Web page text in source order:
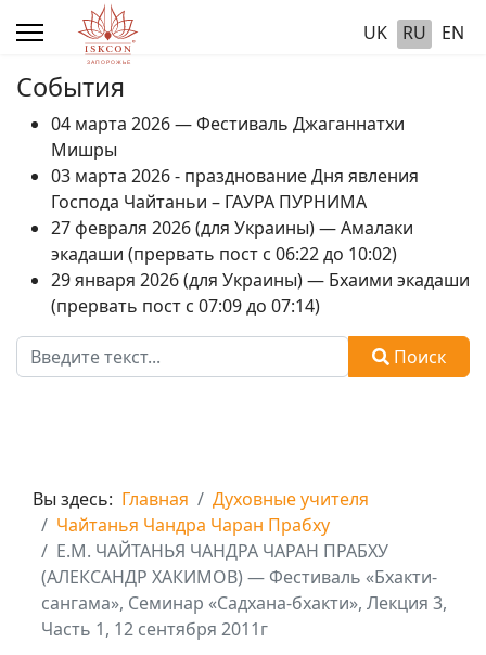
UK RU EN
События
04 марта 2026 — Фестиваль Джаганнатхи
Мишры
03 марта 2026 - празднование Дня явления
Господа Чайтаньи – ГАУРА ПУРНИМА
27 февраля 2026 (для Украины) — Амалаки
экадаши (прервать пост с 06:22 до 10:02)
29 января 2026 (для Украины) — Бхаими экадаши
(прервать пост с 07:09 до 07:14)
Поиск
Поиск
Вы здесь: Главная
Духовные учителя
Чайтанья Чандра Чаран Прабху
Е.М. ЧАЙТАНЬЯ ЧАНДРА ЧАРАН ПРАБХУ
(АЛЕКСАНДР ХАКИМОВ) — Фестиваль «Бхакти-
сангама», Cеминар «Садхана-бхакти», Лекция 3,
Часть 1, 12 сентября 2011г